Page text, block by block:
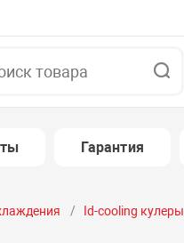
Гарантия
Id-cooling кулеры